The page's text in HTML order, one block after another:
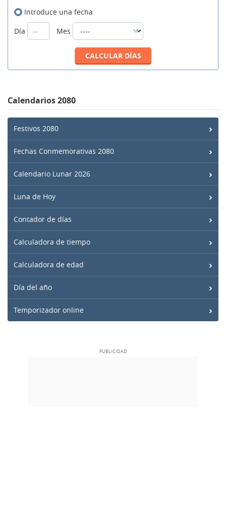
Introduce una fecha
Día
Mes
Calendarios 2080
Festivos 2080
Fechas Conmemorativas 2080
Calendario Lunar 2026
Luna de Hoy
Contador de días
Calculadora de tiempo
Calculadora de edad
Día del año
Temporizador online